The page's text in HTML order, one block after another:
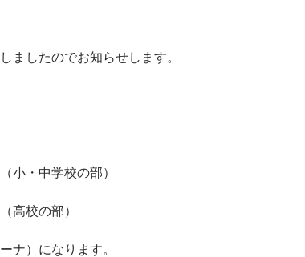
ましたのでお知らせします。
小・中学校の部）
高校の部）
ナ）になります。